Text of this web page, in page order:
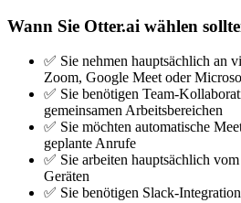
Wann Sie Otter.ai wählen
✅ Sie nehmen hauptsächlich an
Zoom, Google Meet oder
✅ Sie benötigen Team-
gemeinsamen Arbeitsbereichen
✅ Sie möchten automatische
geplante Anrufe
✅ Sie arbeiten hauptsächlich
Geräten
✅ Sie benötigen Slack-